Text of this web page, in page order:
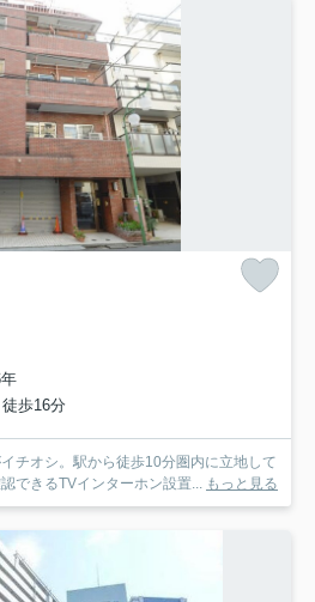
歩16分
チオシ。駅から徒歩10分圏内に立地して
できるTVインターホン設置... もっと見る